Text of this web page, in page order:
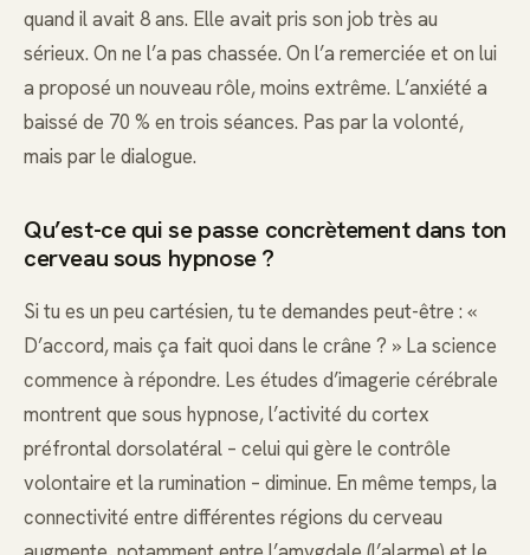
quand il avait 8 ans. Elle avait pris son job très au
sérieux. On ne l’a pas chassée. On l’a remerciée et on lui
a proposé un nouveau rôle, moins extrême. L’anxiété a
baissé de 70 % en trois séances. Pas par la volonté,
mais par le dialogue.
Qu’est-ce qui se passe concrètement dans ton
cerveau sous hypnose ?
Si tu es un peu cartésien, tu te demandes peut-être : «
D’accord, mais ça fait quoi dans le crâne ? » La science
commence à répondre. Les études d’imagerie cérébrale
montrent que sous hypnose, l’activité du cortex
préfrontal dorsolatéral – celui qui gère le contrôle
volontaire et la rumination – diminue. En même temps, la
connectivité entre différentes régions du cerveau